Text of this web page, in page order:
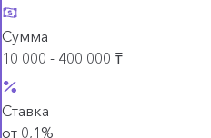
Сумма
10 000 - 400 000 ₸
Ставка
от 0,1%